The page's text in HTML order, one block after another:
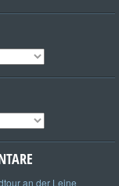
an der Leine